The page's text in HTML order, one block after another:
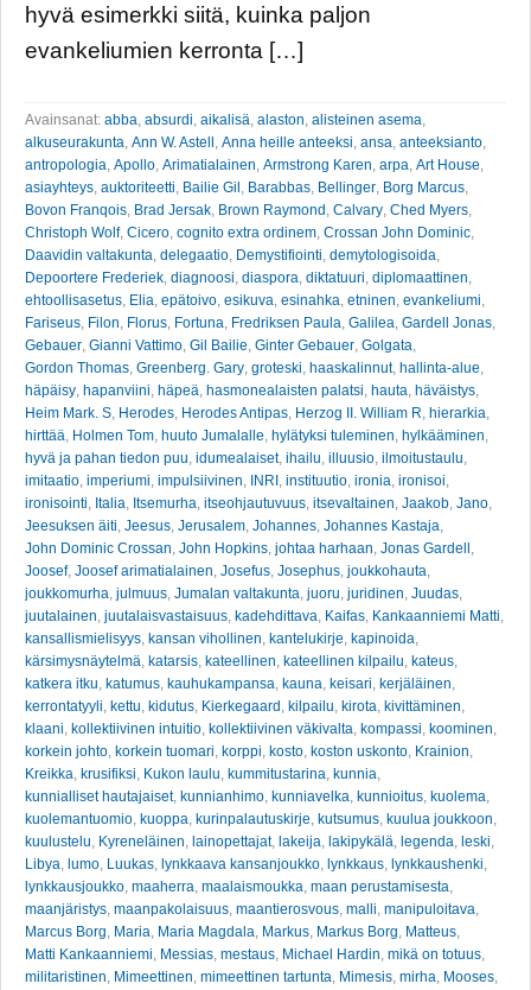
hyvä esimerkki siitä, kuinka paljon
evankeliumien kerronta […]
Avainsanat: abba, absurdi, aikalisä, alaston, alisteinen asema,
alkuseurakunta, Ann W. Astell , Anna heille anteeksi, ansa, anteeksianto,
antropologia, Apollo, Arimatialainen, Armstrong Karen, arpa, Art House,
asiayhteys, auktoriteetti, Bailie Gil , Barabbas, Bellinger, Borg Marcus,
Bovon Franqois, Brad Jersak, Brown Raymond , Calvary, Ched Myers,
Christoph Wolf, Cicero, cognito extra ordinem, Crossan John Dominic,
Daavidin valtakunta, delegaatio, Demystifiointi, demytologisoida,
Depoortere Frederiek, diagnoosi, diaspora, diktatuuri, diplomaattinen,
ehtoollisasetus, Elia, epätoivo, esikuva, esinahka, etninen, evankeliumi,
Fariseus, Filon, Florus, Fortuna, Fredriksen Paula, Galilea, Gardell Jonas,
Gebauer, Gianni Vattimo, Gil Bailie, Ginter Gebauer, Golgata,
Gordon Thomas, Greenberg. Gary, groteski, haaskalinnut, hallinta-alue,
häpäisy, hapanviini, häpeä, hasmonealaisten palatsi, hauta, häväistys,
Heim Mark. S, Herodes, Herodes Antipas, Herzog II. William R, hierarkia,
hirttää, Holmen Tom, huuto Jumalalle, hylätyksi tuleminen, hylkääminen,
hyvä ja pahan tiedon puu, idumealaiset, ihailu, illuusio, ilmoitustaulu,
imitaatio, imperiumi, impulsiivinen, INRI , instituutio, ironia, ironisoi,
ironisointi, Italia, Itsemurha, itseohjautuvuus, itsevaltainen, Jaakob, Jano,
Jeesuksen äiti, Jeesus, Jerusalem, Johannes, Johannes Kastaja,
John Dominic Crossan, John Hopkins, johtaa harhaan, Jonas Gardell ,
Joosef, Joosef arimatialainen, Josefus, Josephus, joukkohauta,
joukkomurha, julmuus, Jumalan valtakunta, juoru, juridinen, Juudas,
juutalainen, juutalaisvastaisuus, kadehdittava, Kaifas, Kankaanniemi Matti,
kansallismielisyys, kansan vihollinen, kantelukirje, kapinoida,
kärsimysnäytelmä, katarsis, kateellinen, kateellinen kilpailu, kateus,
katkera itku, katumus, kauhukampansa, kauna, keisari, kerjäläinen,
kerrontatyyli, kettu, kidutus, Kierkegaard , kilpailu, kirota, kivittäminen,
klaani, kollektiivinen intuitio, kollektiivinen väkivalta, kompassi, koominen,
korkein johto, korkein tuomari, korppi, kosto, koston uskonto, Krainion,
Kreikka, krusifiksi, Kukon laulu, kummitustarina, kunnia,
kunnialliset hautajaiset, kunnianhimo, kunniavelka, kunnioitus, kuolema,
kuolemantuomio, kuoppa, kurinpalautuskirje, kutsumus, kuulua joukkoon,
kuulustelu, Kyreneläinen, lainopettajat, lakeija, lakipykälä, legenda, leski,
Libya, lumo, Luukas, lynkkaava kansanjoukko, lynkkaus, lynkkaushenki,
lynkkausjoukko, maaherra, maalaismoukka, maan perustamisesta,
maanjäristys, maanpakolaisuus, maantierosvous, malli, manipuloitava,
Marcus Borg, Maria, Maria Magdala, Markus, Markus Borg, Matteus,
Matti Kankaanniemi, Messias, mestaus, Michael Hardin, mikä on totuus,
militaristinen, Mimeettinen, mimeettinen tartunta, Mimesis, mirha, Mooses,